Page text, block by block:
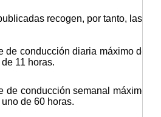
recogen, por tanto, las
de conducción diaria máximo de
11 horas.
de conducción semanal máximo
de 60 horas.